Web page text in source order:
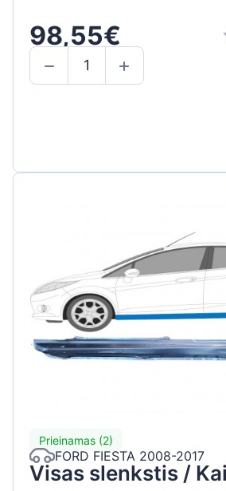
98,55€
Prieinamas (2)
FORD FIESTA 2008-2017
Visas slenkstis /